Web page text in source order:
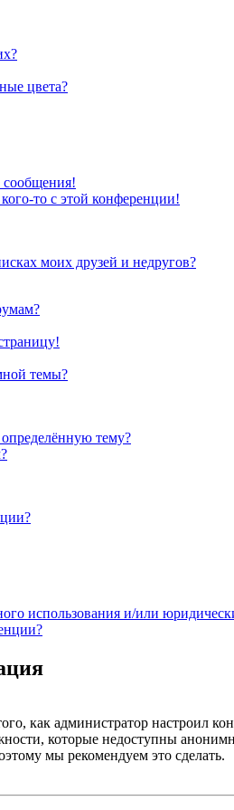
цвета?
то с этой конференции!
моих друзей и недругов?
темы?
определённую тему?
использования и/или
как администратор настроил
которые недоступны
мы рекомендуем это сделать.